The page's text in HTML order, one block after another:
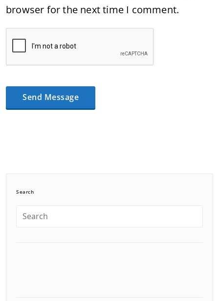
browser for the next time I comment.
Search